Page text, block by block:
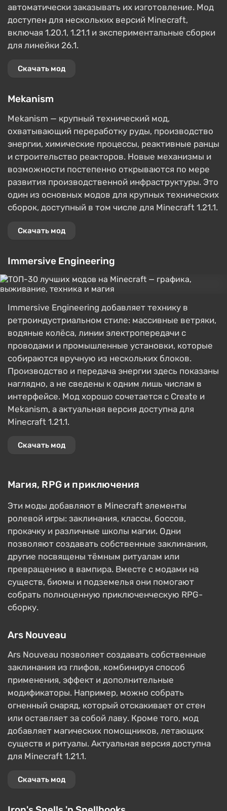
автоматически заказывать их изготовление. Мод
доступен для нескольких версий Minecraft,
включая 1.20.1, 1.21.1 и экспериментальные сборки
для линейки 26.1.
Скачать мод
Mekanism
Mekanism — крупный технический мод,
охватывающий переработку руды, производство
энергии, химические процессы, реактивные ранцы
и строительство реакторов. Новые механизмы и
возможности постепенно открываются по мере
развития производственной инфраструктуры. Это
один из основных модов для крупных технических
сборок, доступный в том числе для Minecraft 1.21.1.
Скачать мод
Immersive Engineering
Immersive Engineering добавляет технику в
ретроиндустриальном стиле: массивные ветряки,
водяные колёса, линии электропередачи с
проводами и промышленные установки, которые
собираются вручную из нескольких блоков.
Производство и передача энергии здесь показаны
наглядно, а не сведены к одним лишь числам в
интерфейсе. Мод хорошо сочетается с Create и
Mekanism, а актуальная версия доступна для
Minecraft 1.21.1.
Скачать мод
Магия, RPG и приключения
Эти моды добавляют в Minecraft элементы
ролевой игры: заклинания, классы, боссов,
прокачку и различные школы магии. Одни
позволяют создавать собственные заклинания,
другие посвящены тёмным ритуалам или
превращению в вампира. Вместе с модами на
существ, биомы и подземелья они помогают
собрать полноценную приключенческую RPG-
сборку.
Ars Nouveau
Ars Nouveau позволяет создавать собственные
заклинания из глифов, комбинируя способ
применения, эффект и дополнительные
модификаторы. Например, можно собрать
огненный снаряд, который отскакивает от стен
или оставляет за собой лаву. Кроме того, мод
добавляет магических помощников, летающих
существ и ритуалы. Актуальная версия доступна
для Minecraft 1.21.1.
Скачать мод